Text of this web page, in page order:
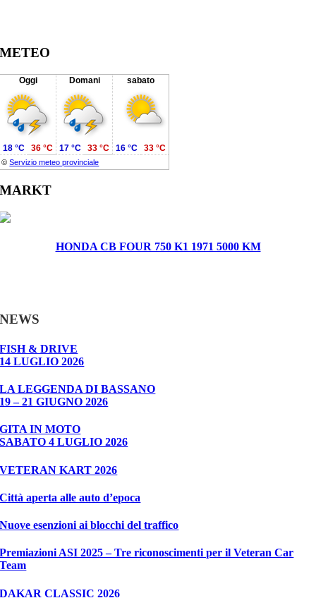
METEO
Oggi Domani sabato
©Servizio meteo provinciale
18 °C 36 °C 17 °C 33 °C 16 °C 33 °C
MARKT
HONDA CB FOUR 750 K1 1971 5000 KM
NEWS
FISH & DRIVE
14 LUGLIO 2026
LA LEGGENDA DI BASSANO
19 – 21 GIUGNO 2026
GITA IN MOTO
SABATO 4 LUGLIO 2026
VETERAN KART 2026
Città aperta alle auto d’epoca
Nuove esenzioni ai blocchi del traffico
Premiazioni ASI 2025 – Tre riconoscimenti per il Veteran Car
Team
DAKAR CLASSIC 2026